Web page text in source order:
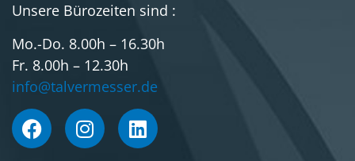
Unsere Bürozeiten sind :
Mo.-Do. 8.00h – 16.30h
Fr. 8.00h – 12.30h
info@talvermesser.de